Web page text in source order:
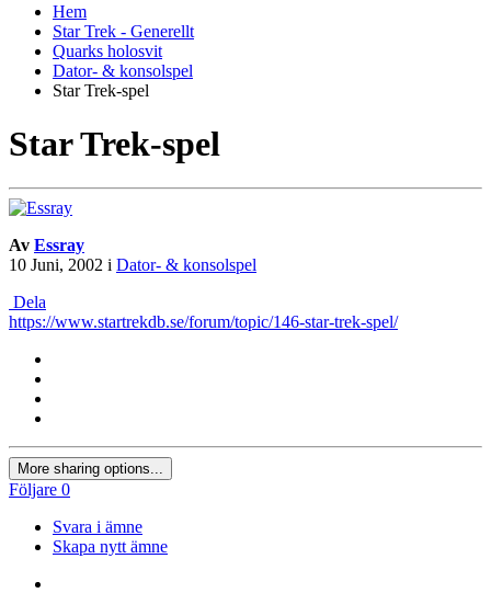
Hem
Star Trek - Generellt
Quarks holosvit
Dator- & konsolspel
Star Trek-spel
Star Trek-spel
Av Essray
10 Juni, 2002 i Dator- & konsolspel
Dela
https://www.startrekdb.se/forum/topic/146-star-trek-spel/
More sharing options...
Följare 0
Svara i ämne
Skapa nytt ämne